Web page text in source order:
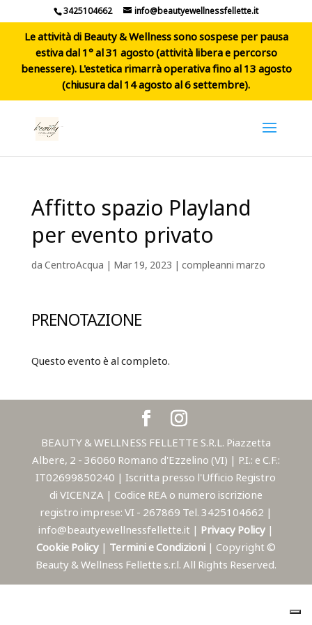
3425104662 info@beautyewellnessfellette.it
Le attività di Beauty & Wellness sono sospese per pausa
estiva dal 1° al 31 agosto (attività libera e percorso
benessere). L'estetica rimarrà operativa fino al 13 agosto
(chiusura dal 14 agosto al 6 settembre).
Affitto spazio Playland
per evento privato
daCentroAcqua | Mar 19, 2023 | compleanni marzo
PRENOTAZIONE
Questo evento è al completo.
BEAUTY & WELLNESS FELLETTE S.R.L. Piazzetta
Albere, 2 - 36060 Romano d'Ezzelino (VI) | P.I.: e C.F.:
IT02699850240 | Iscritta presso l'Ufficio Registro
di VICENZA | Codice REA o numero iscrizione
registro imprese: VI - 267869 Tel. 3425104662 |
info@beautyewellnessfellette.it | Privacy Policy |
Cookie Policy | Termini e Condizioni | Copyright ©
Beauty & Wellness Fellette s.r.l. All Rights Reserved.